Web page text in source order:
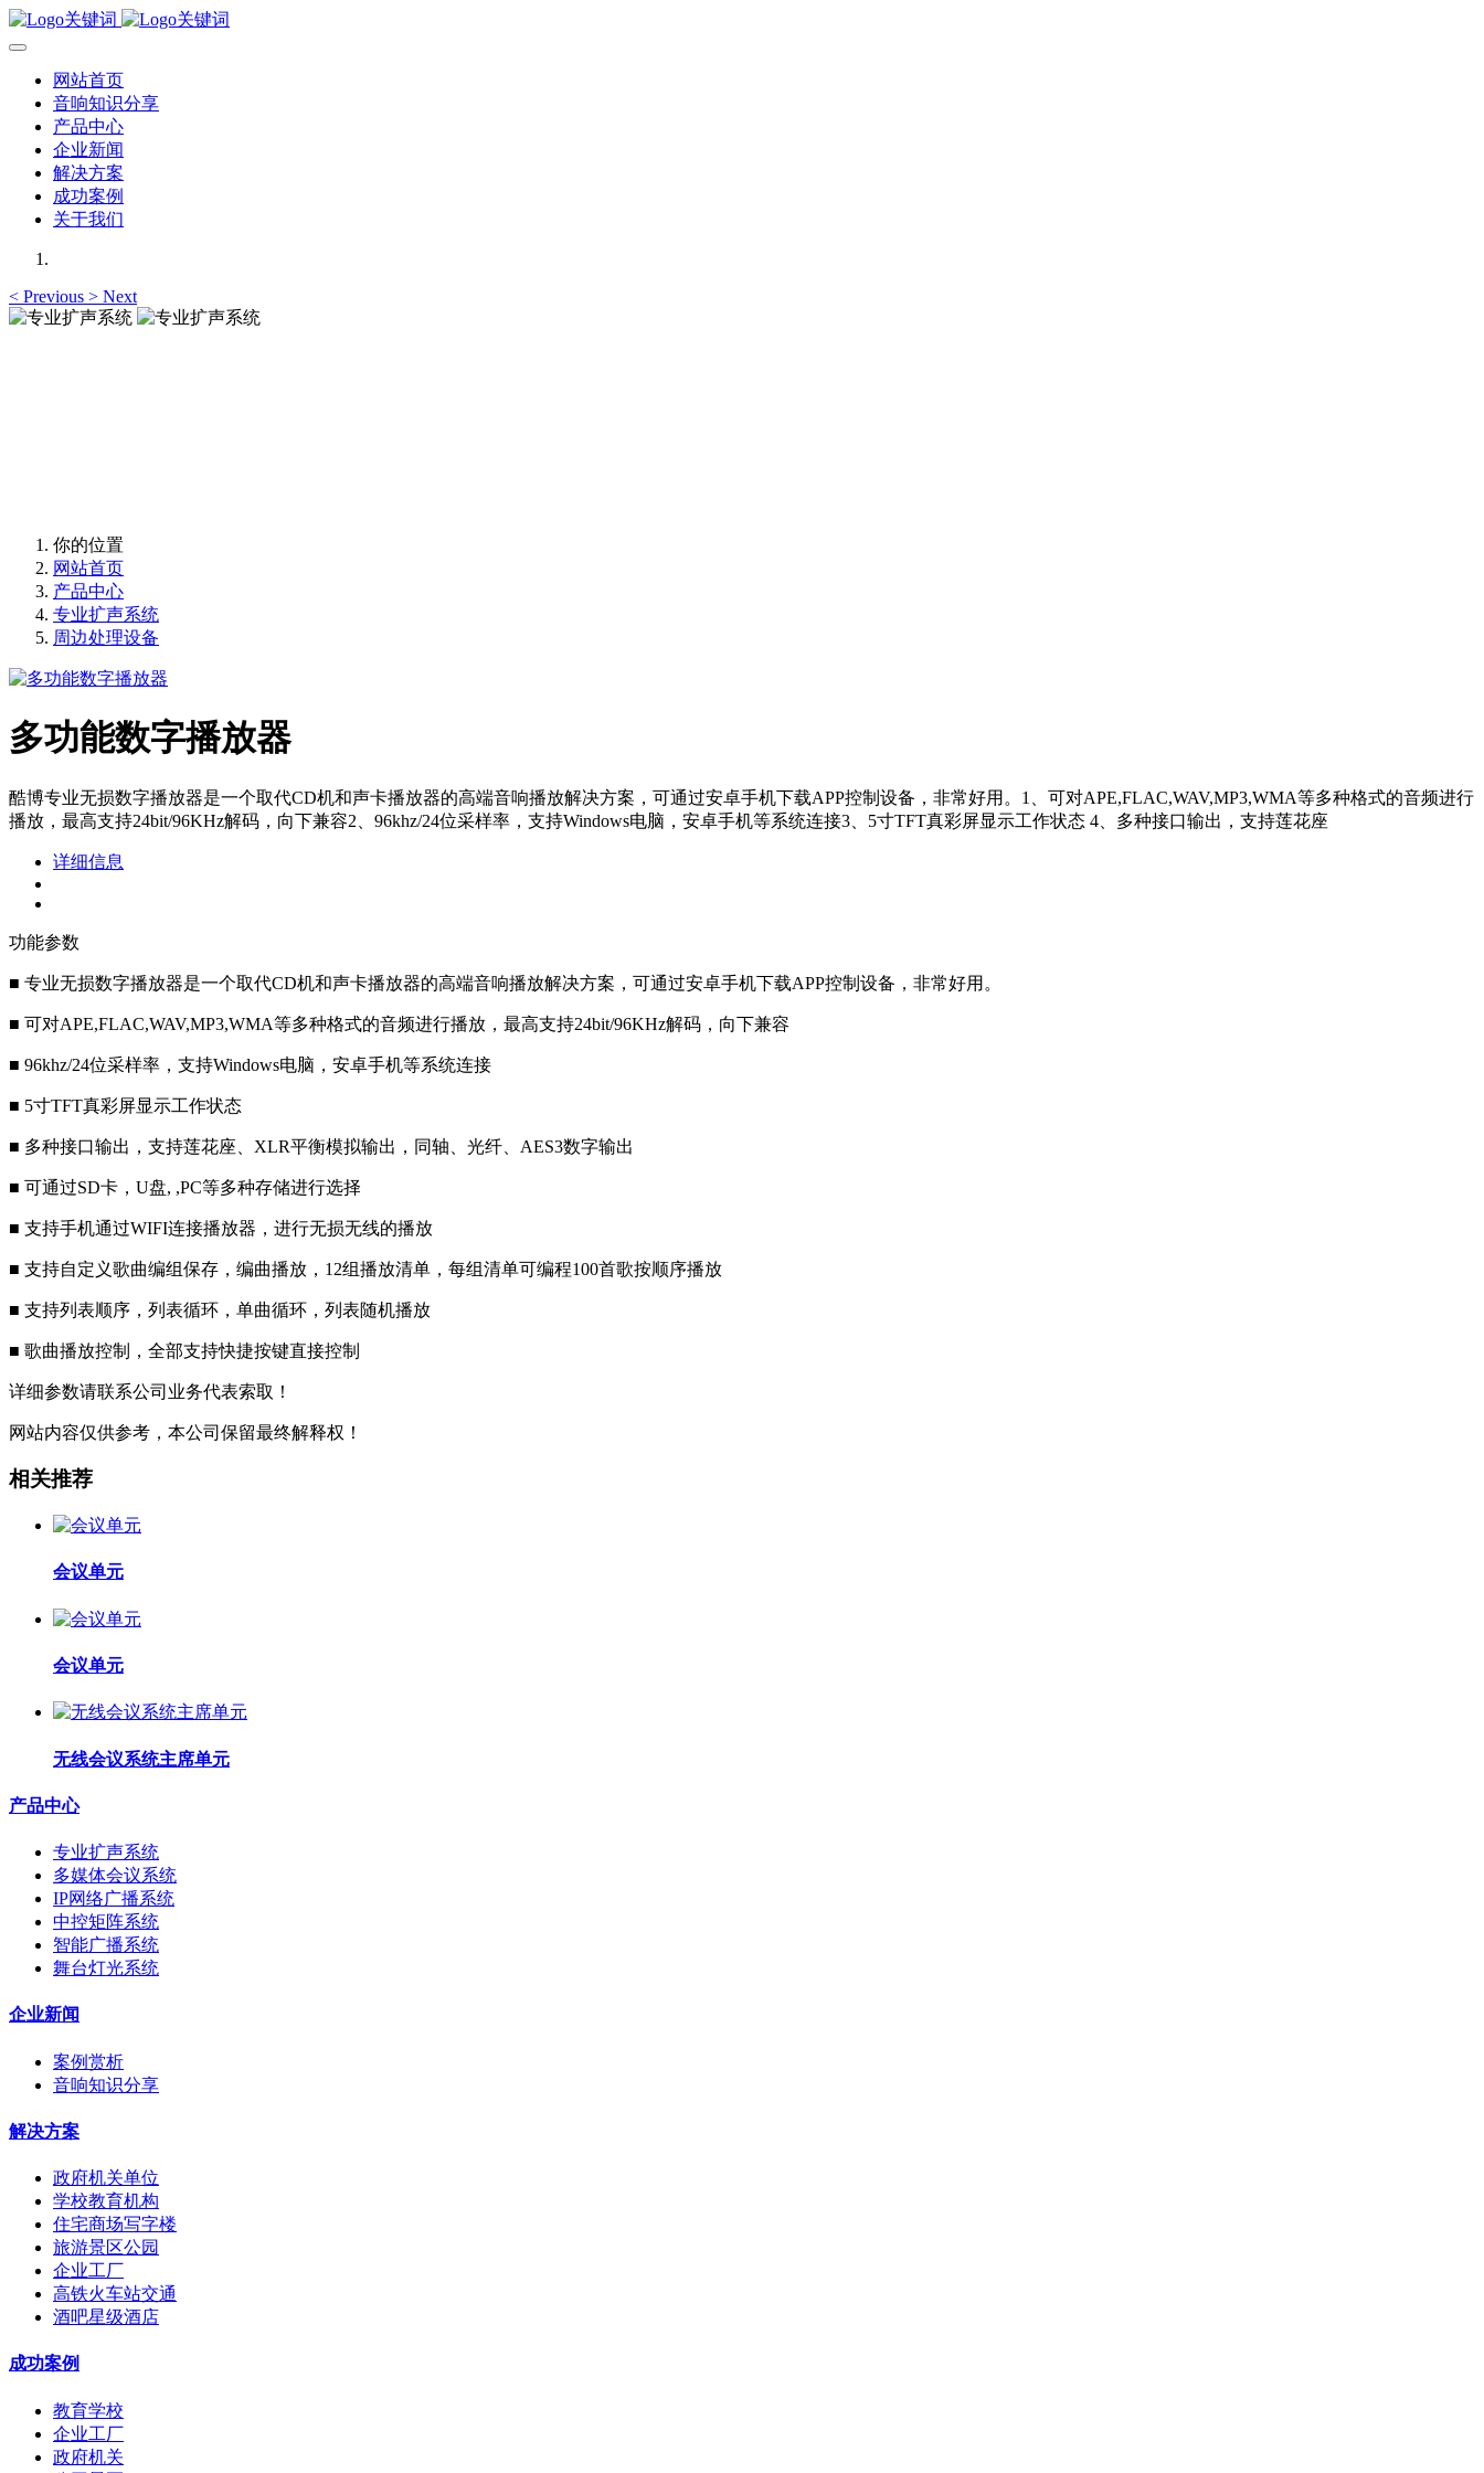
网站首页
音响知识分享
产品中心
企业新闻
解决方案
成功案例
关于我们
< Previous > Next
你的位置
网站首页
产品中心
专业扩声系统
周边处理设备
多功能数字播放器
酷博专业无损数字播放器是一个取代CD机和声卡播放器的高端音响播放解决方案，可通过安卓手机下载APP控制设备，非常好用。1、可对APE,FLAC,WAV,MP3,WMA等多种格式的音频进行
播放，最高支持24bit/96KHz解码，向下兼容2、96khz/24位采样率，支持Windows电脑，安卓手机等系统连接3、5寸TFT真彩屏显示工作状态 4、多种接口输出，支持莲花座
详细信息
功能参数
■ 专业无损数字播放器是一个取代CD机和声卡播放器的高端音响播放解决方案，可通过安卓手机下载APP控制设备，非常好用。
■ 可对APE,FLAC,WAV,MP3,WMA等多种格式的音频进行播放，最高支持24bit/96KHz解码，向下兼容
■ 96khz/24位采样率，支持Windows电脑，安卓手机等系统连接
■ 5寸TFT真彩屏显示工作状态
■ 多种接口输出，支持莲花座、XLR平衡模拟输出，同轴、光纤、AES3数字输出
■ 可通过SD卡，U盘, ,PC等多种存储进行选择
■ 支持手机通过WIFI连接播放器，进行无损无线的播放
■ 支持自定义歌曲编组保存，编曲播放，12组播放清单，每组清单可编程100首歌按顺序播放
■ 支持列表顺序，列表循环，单曲循环，列表随机播放
■ 歌曲播放控制，全部支持快捷按键直接控制
详细参数请联系公司业务代表索取！
网站内容仅供参考，本公司保留最终解释权！
相关推荐
会议单元
会议单元
无线会议系统主席单元
产品中心
专业扩声系统
多媒体会议系统
IP网络广播系统
中控矩阵系统
智能广播系统
舞台灯光系统
企业新闻
案例赏析
音响知识分享
解决方案
政府机关单位
学校教育机构
住宅商场写字楼
旅游景区公园
企业工厂
高铁火车站交通
酒吧星级酒店
成功案例
教育学校
企业工厂
政府机关